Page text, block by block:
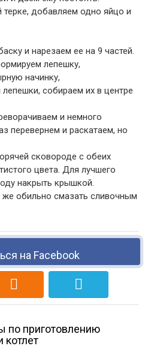
терке, добавляем одно яйцо и
и нарезаем ее на 9 частей.
лепешку,
начинку,
собираем их в центре
и немного
перевернем и раскатаем, но
сковороде с обеих
цвета. Для лучшего
накрыть крышкой.
же обильно смазать сливочным
на Facebook
по приготовлению
котлет